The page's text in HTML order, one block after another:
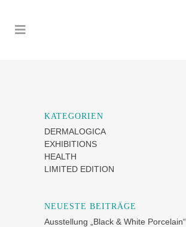
KATEGORIEN
DERMALOGICA
EXHIBITIONS
HEALTH
LIMITED EDITION
NEUESTE BEITRÄGE
Ausstellung „Black & White Porcelain“